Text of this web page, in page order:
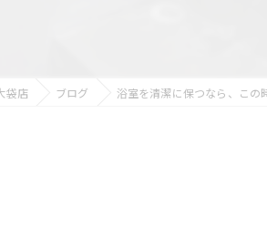
袋店 ブログ 浴室を清潔に保つなら、この